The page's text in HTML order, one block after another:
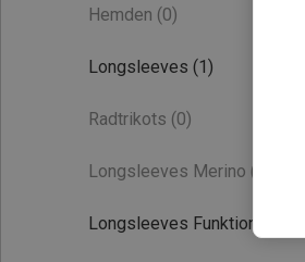
Hemden (0)
Longsleeves (1)
Radtrikots (0)
Longsleeves Merino (0)
Longsleeves Funktion